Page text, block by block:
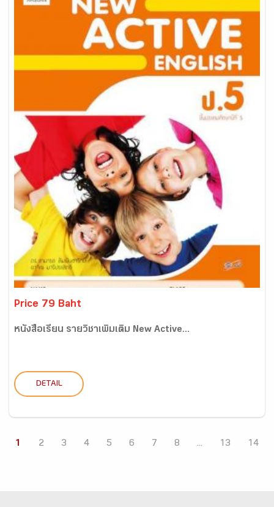
Price 79 Baht
หนังสือเรียน รายวิชาเพิ่มเติม New Active...
DETAIL
1 2 3 4 5 6 7 8 ... 13 14